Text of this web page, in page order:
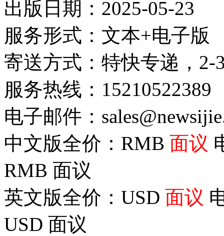
出版日期：2025-05-23
服务形式：文本+电子版
寄送方式：特快专递，2-
服务热线：15210522389
电子邮件：
中文版全价：RMB 面议
RMB 面议
英文版全价：USD 面议
USD 面议